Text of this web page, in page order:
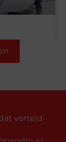
verteld
vertellen, wil